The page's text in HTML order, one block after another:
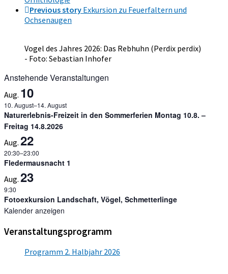
Previous story Exkursion zu Feuerfaltern und
Ochsenaugen
Vogel des Jahres 2026: Das Rebhuhn (Perdix perdix)
- Foto: Sebastian Inhofer
Anstehende Veranstaltungen
Aug. 10
10. August–14. August
Naturerlebnis-Freizeit in den Sommerferien Montag 10.8. –
Freitag 14.8.2026
Aug. 22
20:30–23:00
Fledermausnacht 1
Aug. 23
9:30
Fotoexkursion Landschaft, Vögel, Schmetterlinge
Kalender anzeigen
Veranstaltungsprogramm
Programm 2. Halbjahr 2026